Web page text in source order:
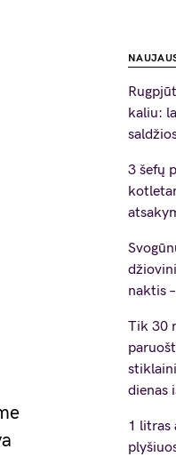
kaliu:
3 šefų
naktis
Tik 30
dienas
1 litras